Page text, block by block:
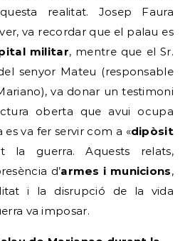
realitat. Josep Faura
va recordar que el palau es
militar, mentre que el Sr.
senyor Mateu (responsable
va donar un testimoni
oberta que avui ocupa
es va fer servir com a «dipòsit
la guerra. Aquests relats,
d’armes i municions,
i la disrupció de la vida
va imposar.